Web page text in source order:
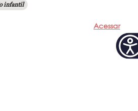
infantil
Acessar